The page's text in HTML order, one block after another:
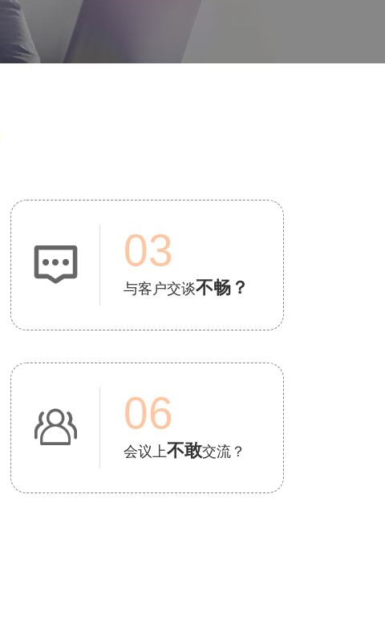
 03
与客户交谈不畅？
 06
会议上不敢交流？